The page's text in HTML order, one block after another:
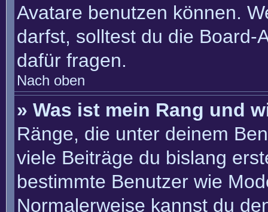
Avatare benutzen können.
darfst, solltest du die Board-
dafür fragen.
Nach oben
» Was ist mein Rang und
Ränge, die unter deinem
viele Beiträge du bislang
bestimmte Benutzer wie
Normalerweise kannst du